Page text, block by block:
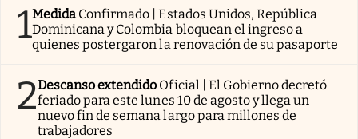
1Medida Confirmado | Estados Unidos, República
Dominicana y Colombia bloquean el ingreso a
quienes postergaron la renovación de su pasaporte
2Descanso extendido Oficial | El Gobierno decretó
feriado para este lunes 10 de agosto y llega un
nuevo fin de semana largo para millones de
trabajadores